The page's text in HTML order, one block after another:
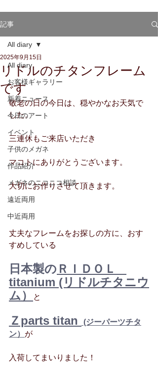
記事
All diary
お客様ギャラリー
新着ニュース
今日のアート
イベント
子供のメガネ
作品紹介
メガネのニコニコ相談
遠近両用
中近両用
All diary
リドルのチタンフレーム
です
2025年9月15日
敬老の日の今日は、穏やかなお天気で
した。
三連休もご来店いただき
マコトにありがとうございます。
大切にお作りさせて頂きます。
丈夫なフレームをお探しの方に、おす
すめしている
日本製の ＲＩＤＯＬ
titanium (リドルチタニウ
ム）
と
Ｚparts titan
(ジーパーツチタ
ン） が
入荷してまいりました！